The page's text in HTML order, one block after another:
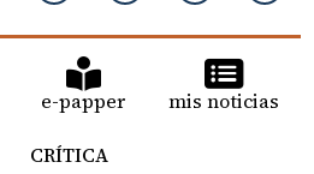
e-papper mis noticias
CRÍTICA